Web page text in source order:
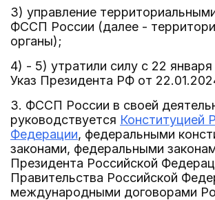
3) управление
ФССП России (далее -
органы);
4) - 5) утратили силу с 22
Указ Президента РФ от
3. ФССП России в своей
руководствуется Конституцией
Федерации, федеральными
законами, федеральными
Президента Российской
Правительства Российской
международными договорами